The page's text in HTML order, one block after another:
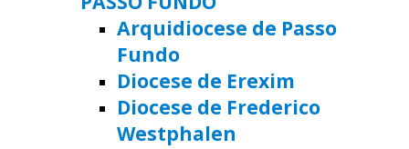
Arquidiocese de Passo
Fundo
Diocese de Erexim
Diocese de Frederico
Westphalen